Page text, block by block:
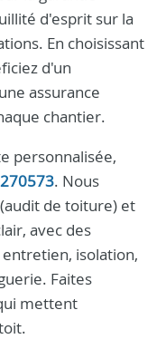
d'esprit sur la
En choisissant
d'un
assurance
chantier.
personnalisée,
. Nous
de toiture) et
avec des
isolation,
Faites
mettent